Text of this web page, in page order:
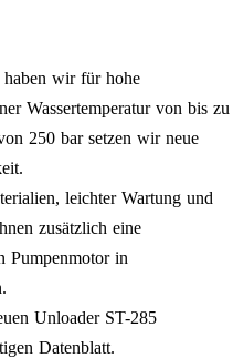
wir für hohe
Wassertemperatur von bis zu
250 bar setzen wir neue
leichter Wartung und
zusätzlich eine
Pumpenmotor in
Unloader ST-285
Datenblatt.